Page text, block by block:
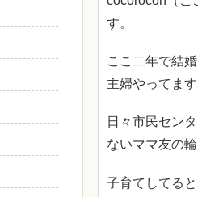
す。
ここ二年で結
主婦やってます
日々市民セン
ないママ友の
子育てしてる